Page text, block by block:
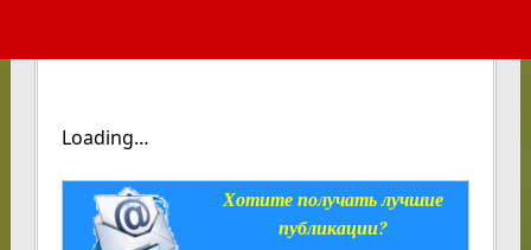
Loading…
Хотите получать лучшие
публикации?